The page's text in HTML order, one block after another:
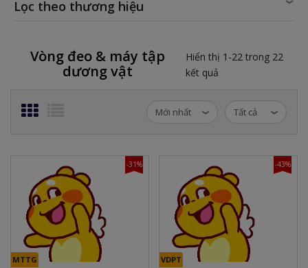
Lọc theo thương hiệu
Vòng đeo & máy tập
dương vật
Hiển thị 1-22 trong 22
kết quả
-31%
MTTG
-43%
VDPT